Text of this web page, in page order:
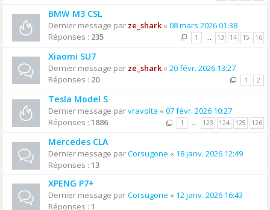
BMW M3 CSL
Dernier message par ze_shark« 08 mars 2026 01:38
Réponses : 235 1 … 13 14 15 16
Xiaomi SU7
Dernier message par ze_shark« 20 févr. 2026 13:27
Réponses : 20 1 2
Tesla Model S
Dernier message parvravolta « 07 févr. 2026 10:27
Réponses : 1886 1 … 123 124 125 126
Mercedes CLA
Dernier message parCorsugone « 18 janv. 2026 12:49
Réponses : 13
XPENG P7+
Dernier message parCorsugone « 12 janv. 2026 16:43
Réponses : 1